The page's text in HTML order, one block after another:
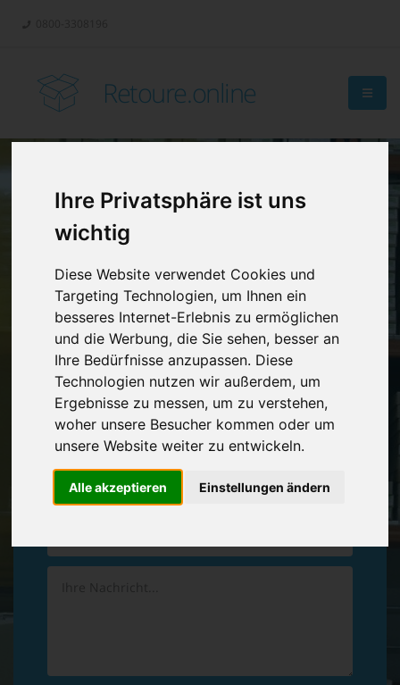
Ihre Privatsphäre ist uns
wichtig
Diese Website verwendet Cookies und
Targeting Technologien, um Ihnen ein
besseres Internet-Erlebnis zu ermöglichen
und die Werbung, die Sie sehen, besser an
Ihre Bedürfnisse anzupassen. Diese
Technologien nutzen wir außerdem, um
Ergebnisse zu messen, um zu verstehen,
woher unsere Besucher kommen oder um
unsere Website weiter zu entwickeln.
Alle akzeptieren Einstellungen ändern
Retoure.online
Retouren-
Management?
Vereinbaren Sie einenRückruf
Hinterlassen Sie uns gern eine persönliche Nachricht.